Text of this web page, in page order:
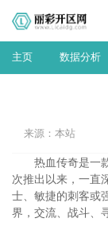
主页 数据分析
来源：本站
热血传奇是一
次推出以来，一直
士、敏捷的刺客或
界，交流、战斗、